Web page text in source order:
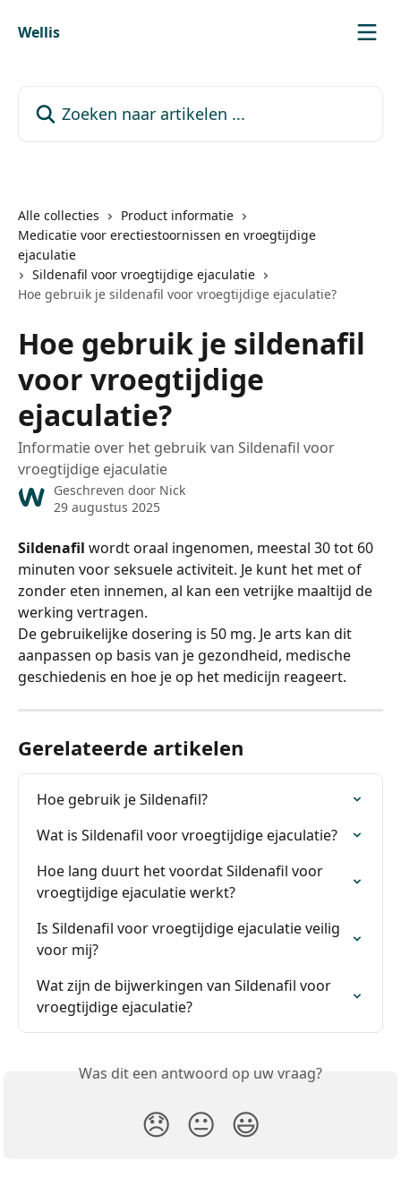
Wellis
Alle collecties
Product informatie
Medicatie voor erectiestoornissen en vroegtijdige
ejaculatie
Sildenafil voor vroegtijdige ejaculatie
Hoe gebruik je sildenafil voor vroegtijdige ejaculatie?
Hoe gebruik je sildenafil
voor vroegtijdige
ejaculatie?
Informatie over het gebruik van Sildenafil voor
vroegtijdige ejaculatie
Geschreven door Nick
29 augustus 2025
Sildenafil wordt oraal ingenomen, meestal 30 tot 60
minuten voor seksuele activiteit. Je kunt het met of
zonder eten innemen, al kan een vetrijke maaltijd de
werking vertragen.
De gebruikelijke dosering is 50 mg. Je arts kan dit
aanpassen op basis van je gezondheid, medische
geschiedenis en hoe je op het medicijn reageert.
Gerelateerde artikelen
Hoe gebruik je Sildenafil?
Wat is Sildenafil voor vroegtijdige ejaculatie?
Hoe lang duurt het voordat Sildenafil voor
vroegtijdige ejaculatie werkt?
Is Sildenafil voor vroegtijdige ejaculatie veilig
voor mij?
Wat zijn de bijwerkingen van Sildenafil voor
vroegtijdige ejaculatie?
Was dit een antwoord op uw vraag?
😞 😐 😃